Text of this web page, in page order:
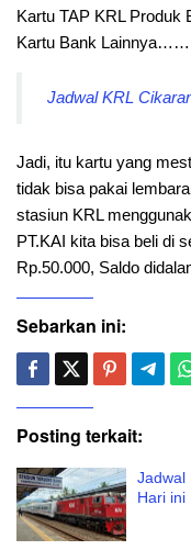
Kartu TAP KRL Produk
Kartu Bank
Jadwal KRL
Jadi, itu kartu yang
tidak bisa pakai
stasiun KRL
PT.KAI kita bisa beli di
Rp.50.000, Saldo
Sebarkan ini:
Posting terkait:
Jadwal
Hari ini